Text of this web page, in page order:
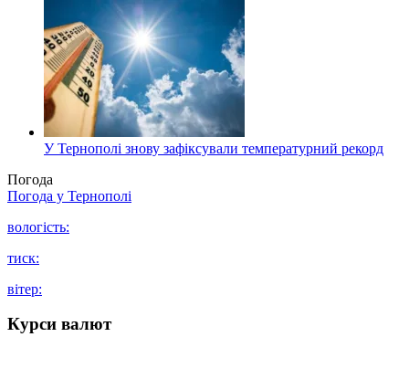
У Тернополі знову зафіксували температурний рекорд
Погода
Погода у Тернополі
вологість:
тиск:
вітер:
Курси валют